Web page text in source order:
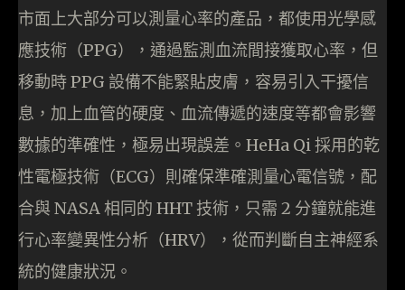
市面上大部分可以測量心率的產品，都使用光學感
應技術（PPG），通過監測血流間接獲取心率，但
移動時 PPG 設備不能緊貼皮膚，容易引入干擾信
息，加上血管的硬度、血流傳遞的速度等都會影響
數據的準確性，極易出現誤差。HeHa Qi 採用的乾
性電極技術（ECG）則確保準確測量心電信號，配
合與 NASA 相同的 HHT 技術，只需 2 分鐘就能進
行心率變異性分析（HRV），從而判斷自主神經系
統的健康狀況。